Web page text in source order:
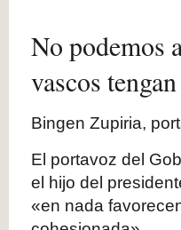
No podemos
vascos
Bingen Zupiria,
El portavoz del
el hijo del
«en nada